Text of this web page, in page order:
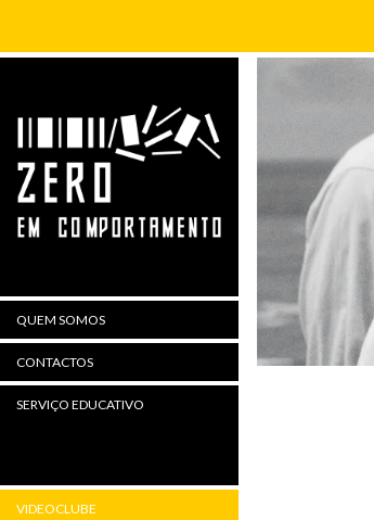
QUEM SOMOS
CONTACTOS
SERVIÇO EDUCATIVO
VIDEOCLUBE